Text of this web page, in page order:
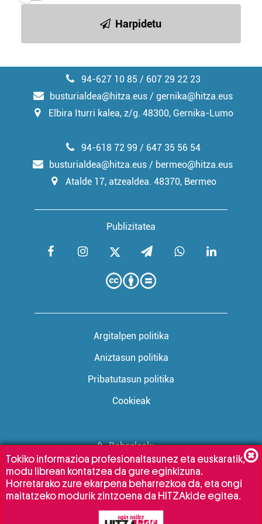
Harpidetu
94-627 10 85 / 607 29 22 23
busturialdea@hitza.eus / gernika@hitza.eus
Elbira Iturri kalea, z/g. 48300, Gernika-Lumo
Publizitatea
94-618 72 99 / 647 35 56 54
busturialdea@hitza.eus / bermeo@hitza.eus
Atalde 17, atzealdea. 48370, Bermeo
Argitalpen politika
Aniztasun politika
Pribatutasun politika
Cookieak
Babesleak:
Tokiko informazioa profesionaltasunez eta euskaratik,
modu librean kontatzea da gure eginkizuna.
Horretarako zure ekarpena beharrezkoa da, eta ongi
maitatzeko modurik zintzoena da HITZAkide egitea.